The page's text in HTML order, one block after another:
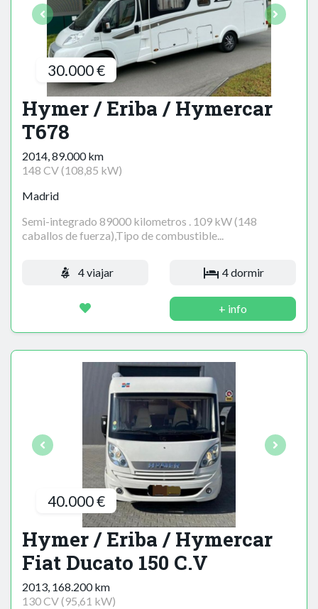
30.000 €
Hymer / Eriba / Hymercar
T678
2014, 89.000 km
148 CV (108,85 kW)
Madrid
Semi-integrado 89000 kilometros . 109 kW (148
caballos de fuerza),Tipo de combustible...
4 viajar 4 dormir
+ info
40.000 €
Hymer / Eriba / Hymercar
Fiat Ducato 150 C.V
2013, 168.200 km
130 CV (95,61 kW)